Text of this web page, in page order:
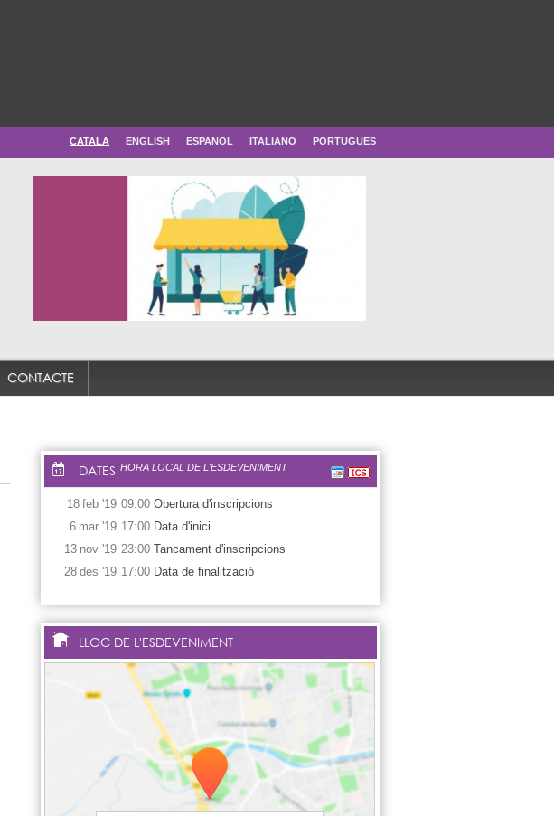
CATALÀ ENGLISH ESPAÑOL ITALIANO PORTUGUÊS
CONTACTE
DATES HORA LOCAL DE L'ESDEVENIMENT
18 feb '19 09:00 Obertura d'inscripcions
6 mar '19 17:00 Data d'inici
13 nov '19 23:00 Tancament d'inscripcions
28 des '19 17:00 Data de finalització
LLOC DE L'ESDEVENIMENT